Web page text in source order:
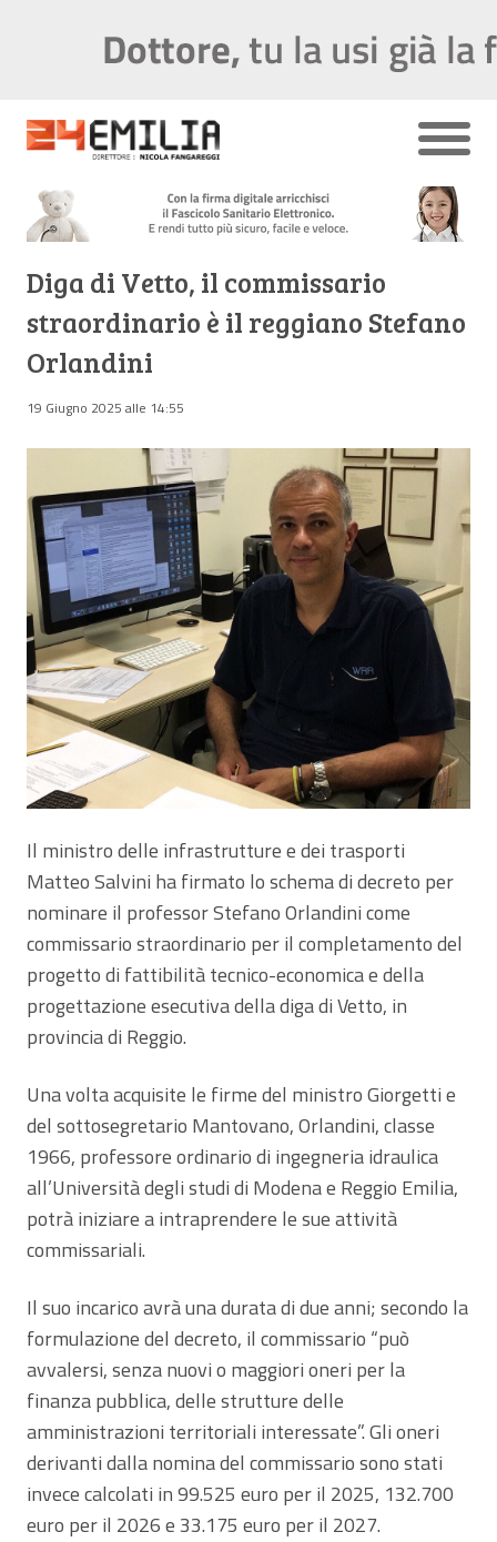
Diga di Vetto, il commissario
straordinario è il reggiano Stefano
Orlandini
19 Giugno 2025 alle 14:55
Il ministro delle infrastrutture e dei trasporti
Matteo Salvini ha firmato lo schema di decreto per
nominare il professor Stefano Orlandini come
commissario straordinario per il completamento del
progetto di fattibilità tecnico-economica e della
progettazione esecutiva della diga di Vetto, in
provincia di Reggio.
Una volta acquisite le firme del ministro Giorgetti e
del sottosegretario Mantovano, Orlandini, classe
1966, professore ordinario di ingegneria idraulica
all’Università degli studi di Modena e Reggio Emilia,
potrà iniziare a intraprendere le sue attività
commissariali.
Il suo incarico avrà una durata di due anni; secondo la
formulazione del decreto, il commissario “può
avvalersi, senza nuovi o maggiori oneri per la
finanza pubblica, delle strutture delle
amministrazioni territoriali interessate”. Gli oneri
derivanti dalla nomina del commissario sono stati
invece calcolati in 99.525 euro per il 2025, 132.700
euro per il 2026 e 33.175 euro per il 2027.